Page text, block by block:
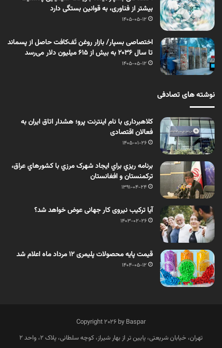
بیشتر از فناوری، به قوانین بستگی دارد
1405-05-12
اختصاصی بسپار/ بازار روغن تَف‌کافت حاصل از پسماند
تا سال ۲۰۳۶ به بیش از ۶۱۵ میلیون دلار می‌رسد
1405-05-12
نوشته های تصادفی
کلاهبرداری با نام اینترنت پرو؛ هشدار اتاق ایران به
فعالان اقتصادی
1405-01-26
برنامه ريزي براي ايجاد شهرک مرزي با کشورهاي عراق،
ترکمنستان و افغانستان
1391-04-24
آیا ترکیب نیروی کار جهانی عوض خواهد شد؟
1403-02-26
قیمت پایه محصولات پلیمری 12 مرداد ماه اعلام شد
1404-05-12
Copyright 2026 by Baspar
تهران، خیابان شریعتی، پایین تر از بهار شیراز، کوچه سلطانی، پلاک 2، واحد 2